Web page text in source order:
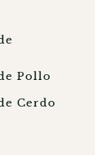
Pollo
Cerdo